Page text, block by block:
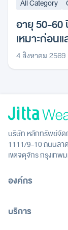
All Category
อายุ 50-60
เหมาะก่อน
4 สิงหาคม 2569
บริษัท หลักทรัพย์จัด
1111/9-10 ถนนลา
เขตจตุจักร กรุงเทพ
องค์กร
บริการ